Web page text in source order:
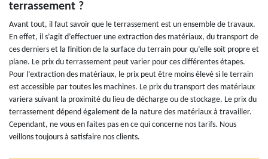
terrassement ?
Avant tout, il faut savoir que le terrassement est un ensemble de travaux.
En effet, il s’agit d’effectuer une extraction des matériaux, du transport de
ces derniers et la finition de la surface du terrain pour qu’elle soit propre et
plane. Le prix du terrassement peut varier pour ces différentes étapes.
Pour l’extraction des matériaux, le prix peut être moins élevé si le terrain
est accessible par toutes les machines. Le prix du transport des matériaux
variera suivant la proximité du lieu de décharge ou de stockage. Le prix du
terrassement dépend également de la nature des matériaux à travailler.
Cependant, ne vous en faites pas en ce qui concerne nos tarifs. Nous
veillons toujours à satisfaire nos clients.